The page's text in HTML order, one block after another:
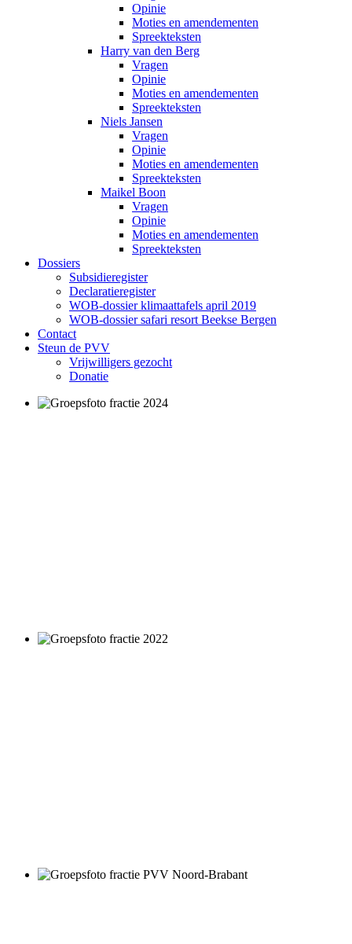
Opinie
Moties en amendementen
Spreekteksten
Harry van den Berg
Vragen
Opinie
Moties en amendementen
Spreekteksten
Niels Jansen
Vragen
Opinie
Moties en amendementen
Spreekteksten
Maikel Boon
Vragen
Opinie
Moties en amendementen
Spreekteksten
Dossiers
Subsidieregister
Declaratieregister
WOB-dossier klimaattafels april 2019
WOB-dossier safari resort Beekse Bergen
Contact
Steun de PVV
Vrijwilligers gezocht
Donatie